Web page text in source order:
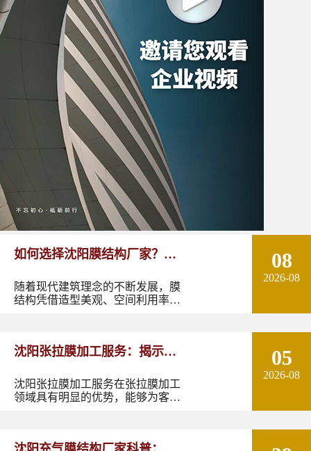
如何选择沈阳膜结构厂家？从
设计能力到施工质量多方面了
解！
随着现代建筑理念的不断发展，膜
结构凭借造型美观、空间利用率
施等领域的重要建筑形式。
08
2026-08
沈阳张拉膜加工服务：揭示张
拉膜加工的实用优势
沈阳张拉膜加工服务在张拉膜加工
领域具有明显的优势，能够为客户
05
2026-08